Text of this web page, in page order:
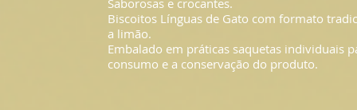
Saborosas e crocantes.
Biscoitos Línguas de Gato com formato
a limão.
Embalado em práticas saquetas individuais
consumo e a conservação do produto.